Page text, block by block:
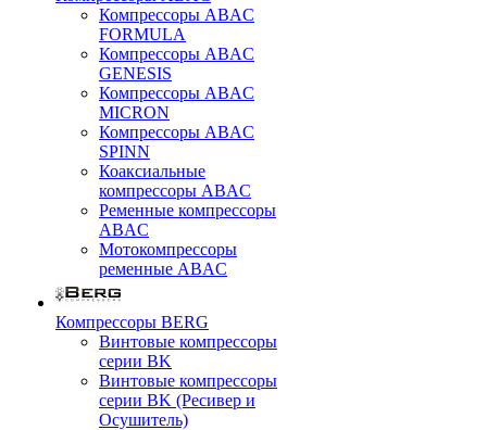
Компрессоры ABAC
FORMULA
Компрессоры ABAC
GENESIS
Компрессоры ABAC
MICRON
Компрессоры ABAC
SPINN
Коаксиальные
компрессоры ABAC
Ременные компрессоры
ABAC
Мотокомпрессоры
ременные ABAC
Компрессоры BERG
Винтовые компрессоры
серии BK
Винтовые компрессоры
серии BK (Ресивер и
Осушитель)